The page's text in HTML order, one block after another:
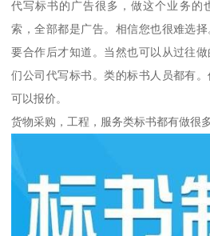
代写标书的广告很多，做这个业务的
索，全部都是广告。相信您也很难选
要合作后才知道。当然也可以从过往
们公司代写标书。类的标书人员都有
可以报价。
货物采购，工程，服务类标书都有做很